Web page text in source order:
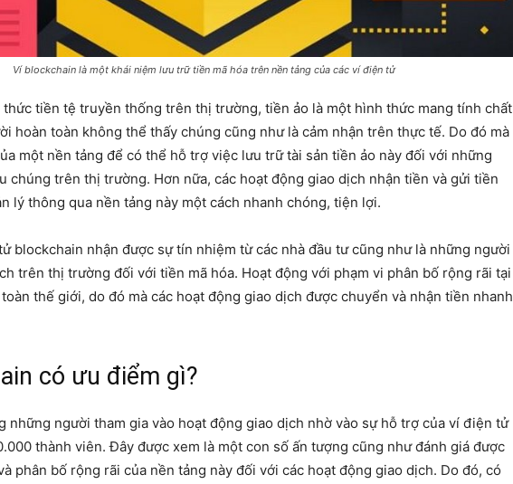
Ví blockchain là một khái niệm lưu trữ tiền mã hóa trên nền tảng của các ví điện tử
thức tiền tệ truyền thống trên thị trường, tiền ảo là một hình thức mang tính chất
hoàn toàn không thể thấy chúng cũng như là cảm nhận trên thực tế. Do đó mà
một nền tảng để có thể hỗ trợ việc lưu trữ tài sản tiền ảo này đối với những
chúng trên thị trường. Hơn nữa, các hoạt động giao dịch nhận tiền và gửi tiền
lý thông qua nền tảng này một cách nhanh chóng, tiện lợi.
blockchain nhận được sự tín nhiệm từ các nhà đầu tư cũng như là những người
trên thị trường đối với tiền mã hóa. Hoạt động với phạm vi phân bố rộng rãi tại
thế giới, do đó mà các hoạt động giao dịch được chuyển và nhận tiền nhanh
có ưu điểm gì?
những người tham gia vào hoạt động giao dịch nhờ vào sự hỗ trợ của ví điện tử
thành viên. Đây được xem là một con số ấn tượng cũng như đánh giá được
phân bố rộng rãi của nền tảng này đối với các hoạt động giao dịch. Do đó, có